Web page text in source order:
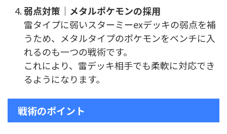
弱点対策｜メタルポケモンの採用
雷タイプに弱いスターミーexデッキの弱点を補
うため、メタルタイプのポケモンをベンチに入
れるのも一つの戦術です。
これにより、雷デッキ相手でも柔軟に対応でき
るようになります。
戦術のポイント